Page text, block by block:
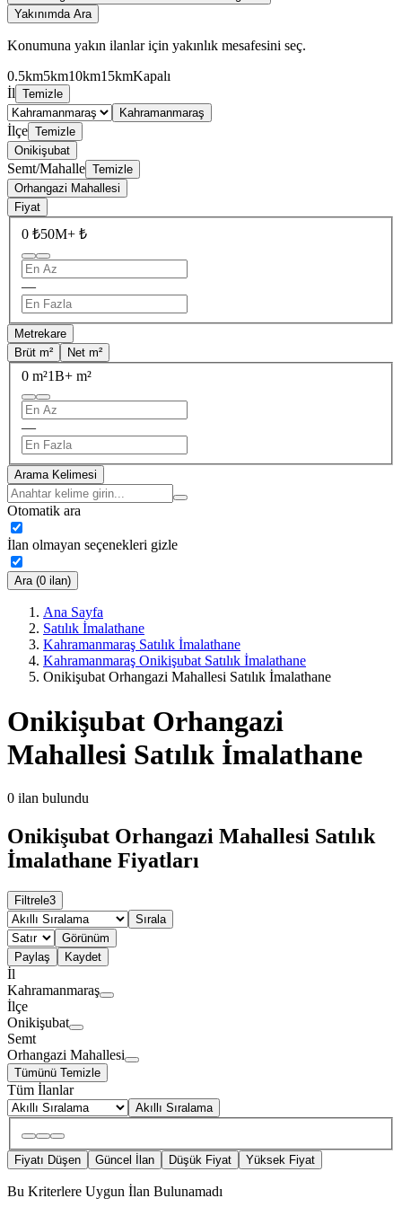
Yakınımda Ara
Konumuna yakın ilanlar için yakınlık mesafesini seç.
0.5km5km10km15kmKapalı
İl Temizle
Kahramanmaraş
İlçe Temizle
Onikişubat
Semt/Mahalle Temizle
Orhangazi Mahallesi
Fiyat
0 ₺50M+ ₺
—
Metrekare
Brüt m²
Net m²
0 m²1B+ m²
—
Arama Kelimesi
Otomatik ara
İlan olmayan seçenekleri gizle
Ara (0 ilan)
Ana Sayfa
Satılık İmalathane
Kahramanmaraş Satılık İmalathane
Kahramanmaraş Onikişubat Satılık İmalathane
Onikişubat Orhangazi Mahallesi Satılık İmalathane
Onikişubat Orhangazi
Mahallesi Satılık İmalathane
0 ilan bulundu
Onikişubat Orhangazi Mahallesi Satılık
İmalathane Fiyatları
Filtrele3
Sırala
Görünüm
Paylaş
Kaydet
İl
Kahramanmaraş
İlçe
Onikişubat
Semt
Orhangazi Mahallesi
Tümünü Temizle
Tüm İlanlar
Akıllı Sıralama
Fiyatı Düşen Güncel İlan Düşük Fiyat Yüksek Fiyat
Bu Kriterlere Uygun İlan Bulunamadı